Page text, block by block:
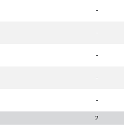
-
-
-
-
-
2